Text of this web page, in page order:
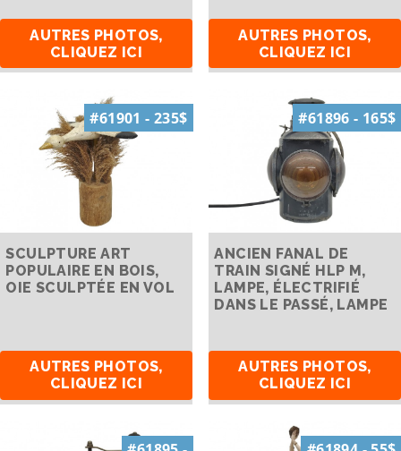
AUTRES PHOTOS,
CLIQUEZ ICI
AUTRES PHOTOS,
CLIQUEZ ICI
#61901 - 235$
SCULPTURE ART
POPULAIRE EN BOIS,
OIE SCULPTÉE EN VOL
AUTRES PHOTOS,
CLIQUEZ ICI
#61896 - 165$
ANCIEN FANAL DE
TRAIN SIGNÉ HLP M,
LAMPE, ÉLECTRIFIÉ
DANS LE PASSÉ, LAMPE
AUTRES PHOTOS,
CLIQUEZ ICI